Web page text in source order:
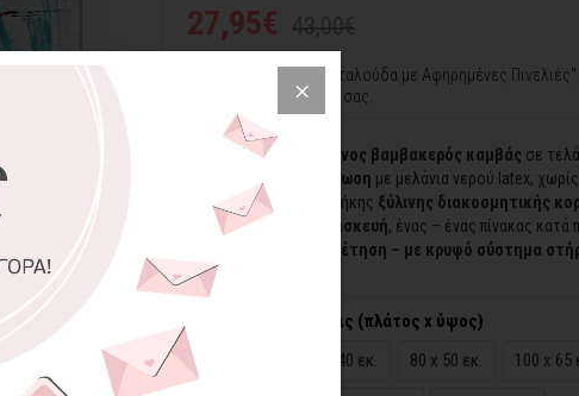
27,95€
Πίνακας σε καμβά "Πεταλούδα με Αφηρημένες
ζωντανέψει τον χώρο σας.
100% πιστοποιημένος βαμβακερός καμβάς σε
Οικολογική εκτύπωση με μελάνια νερού latex,
Δυνατότητα προσθήκης ξύλινης διακοσμητικής
Χειροποίητη κατασκευή, ένας – ένας πίνακας κατά
Έτοιμοι για τοποθέτηση – με κρυφό σύστημα
Επιλέξτε διαστάσεις (πλάτος x ύψος)
65 x 40 εκ. 80 x 50 εκ. 100 x 65